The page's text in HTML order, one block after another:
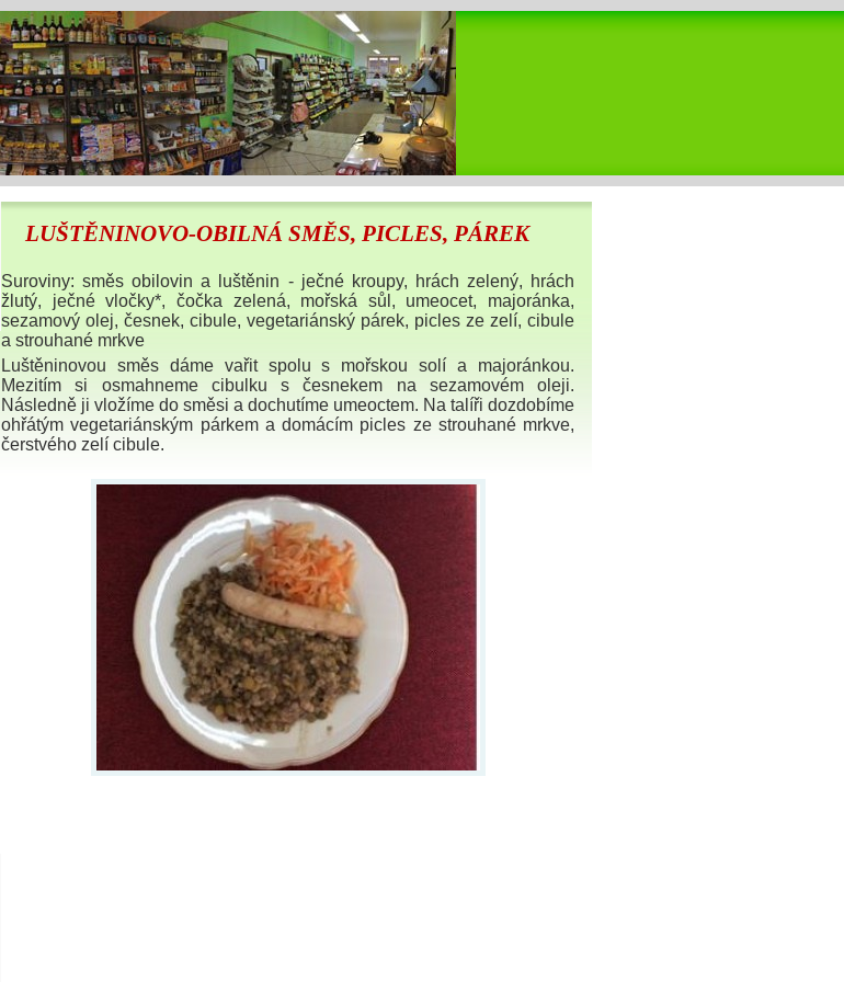
LUŠTĚNINOVO-OBILNÁ SMĚS, PICLES, PÁREK
Suroviny: směs obilovin a luštěnin - ječné kroupy, hrách zelený, hrách
žlutý, ječné vločky*, čočka zelená, mořská sůl, umeocet, majoránka,
sezamový olej, česnek, cibule, vegetariánský párek, picles ze zelí, cibule
a strouhané mrkve
Luštěninovou směs dáme vařit spolu s mořskou solí a majoránkou.
Mezitím si osmahneme cibulku s česnekem na sezamovém oleji.
Následně ji vložíme do směsi a dochutíme umeoctem. Na talíři dozdobíme
ohřátým vegetariánským párkem a domácím picles ze strouhané mrkve,
čerstvého zelí cibule.